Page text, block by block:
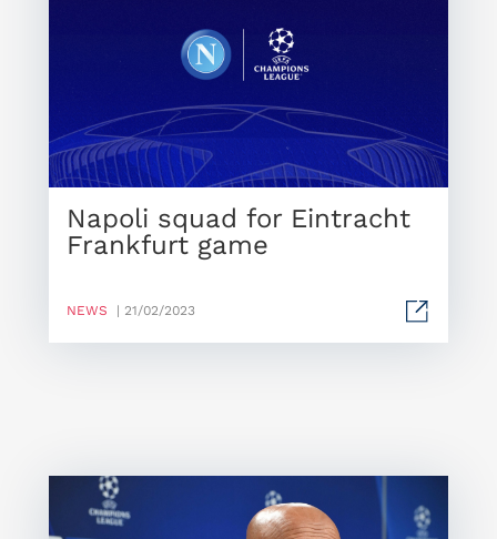
Napoli squad for Eintracht
Frankfurt game
NEWS | 21/02/2023